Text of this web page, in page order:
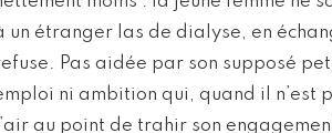
un étranger las de dialyse, en
Pas aidée par son supposé
ni ambition qui, quand il n’est
au point de trahir son